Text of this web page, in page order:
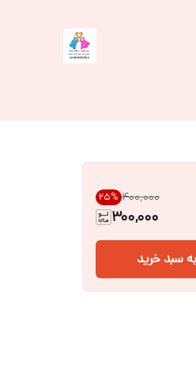
۴۰۰٬۰۰۰ 25%
300,000
سبد خرید